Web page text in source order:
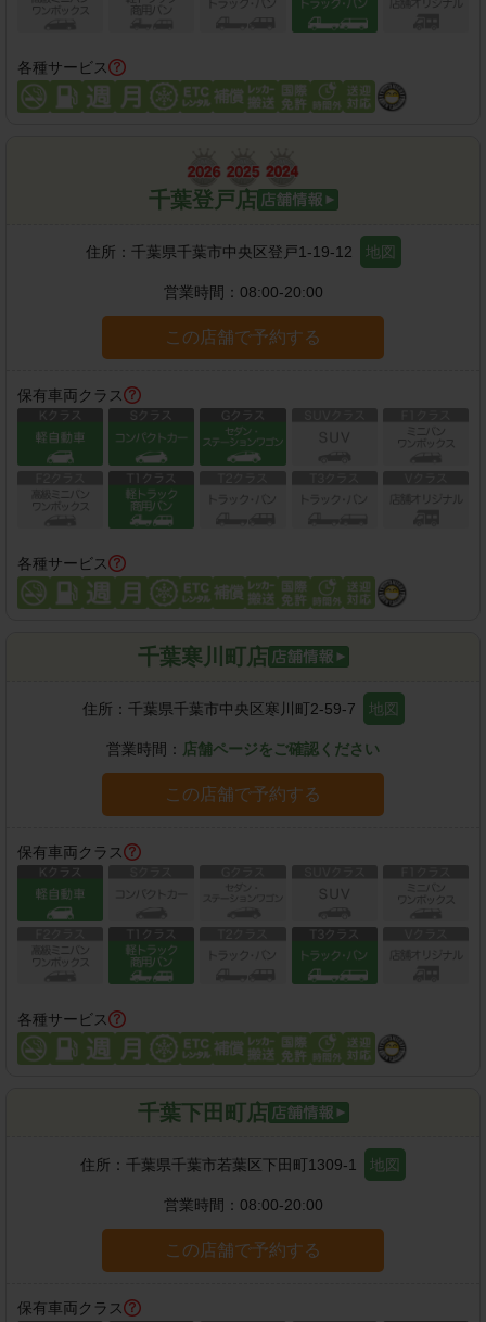
各種サービス
千葉登戸店
住所： 千葉県千葉市中央区登戸1-19-12 地図
営業時間： 08:00-20:00
この店舗で予約する
保有車両クラス
各種サービス
千葉寒川町店
住所： 千葉県千葉市中央区寒川町2-59-7 地図
営業時間： 店舗ページをご確認ください
この店舗で予約する
保有車両クラス
各種サービス
千葉下田町店
住所： 千葉県千葉市若葉区下田町1309-1 地図
営業時間： 08:00-20:00
この店舗で予約する
保有車両クラス